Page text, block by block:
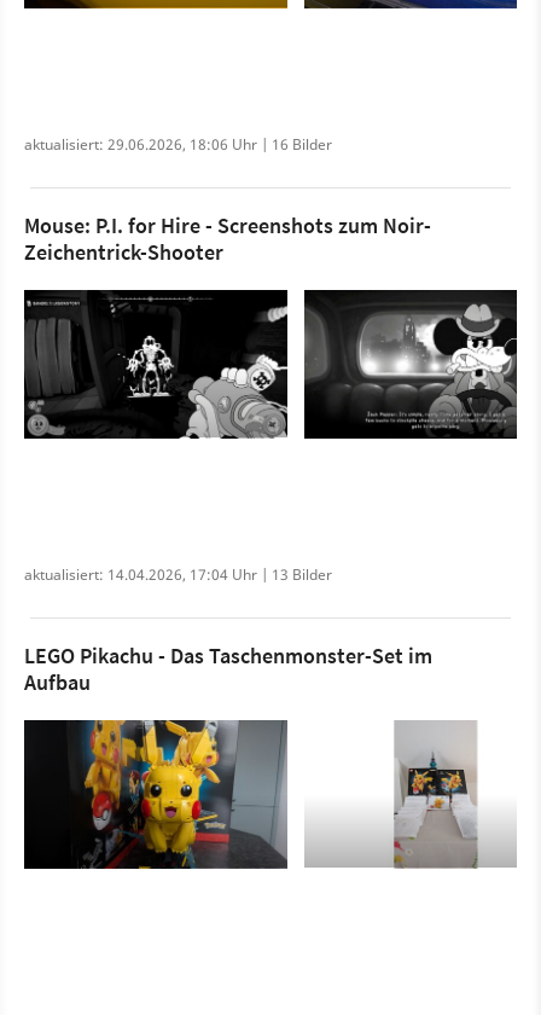
aktualisiert: 29.06.2026, 18:06 Uhr | 16 Bilder
Mouse: P.I. for Hire - Screenshots zum Noir-
Zeichentrick-Shooter
aktualisiert: 14.04.2026, 17:04 Uhr | 13 Bilder
LEGO Pikachu - Das Taschenmonster-Set im
Aufbau